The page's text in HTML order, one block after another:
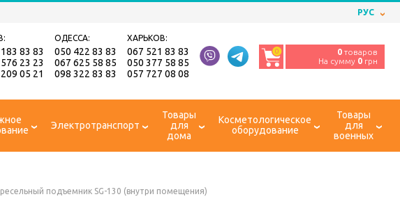
РУС
83 83
23 23
05 21
ОДЕССА:
050 422 83 83
067 625 58 85
098 322 83 83
ХАРЬКОВ:
067 521 83 83
050 377 58 85
057 727 08 08
0 0 товаров
На сумму 0 грн
Электротранспорт
Товары
для
дома
Косметологическое
оборудование
Товары
для
военных
подъемник SG-130 (внутри помещения)